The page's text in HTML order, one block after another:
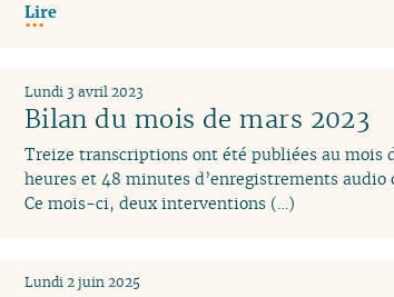
Lire
Bilan du mois de mars 2023
Lundi 3 avril 2023
Treize transcriptions ont été publiées au mois
heures et 48 minutes d’enregistrements audio
Ce mois-ci, deux interventions (…)
Lundi 2 juin 2025